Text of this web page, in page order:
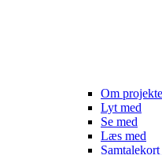
Om
Lyt med
Se med
Læs med